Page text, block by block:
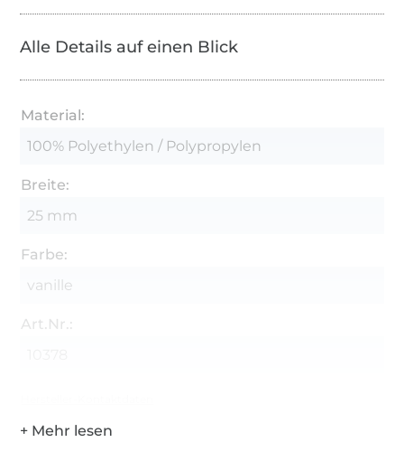
Alle Details auf einen Blick
Material:
100% Polyethylen / Polypropylen
Breite:
25 mm
Farbe:
vanille
Art.Nr.: